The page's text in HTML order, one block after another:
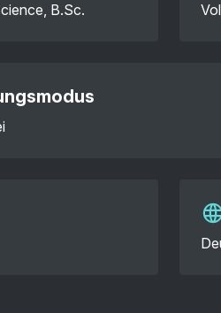
B.Sc.